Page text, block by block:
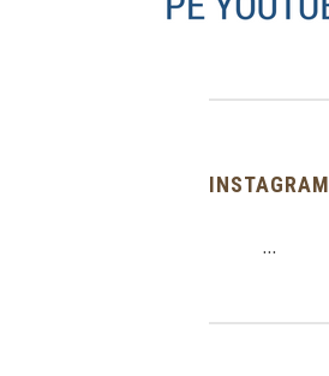
INSTAGRAM
…